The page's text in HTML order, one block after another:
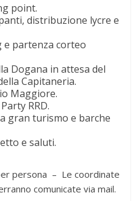
point.
distribuzione lycre e
e partenza corteo
Dogana in attesa del
Capitaneria.
Maggiore.
RRD.
gran turismo e barche
e saluti.
persona – Le coordinate
comunicate via mail.